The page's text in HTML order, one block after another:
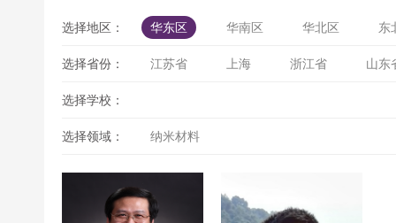
选择地区： 华东区 华南区 华北区 东
选择省份： 江苏省 上海 浙江省 山东
选择学校：
选择领域： 纳米材料